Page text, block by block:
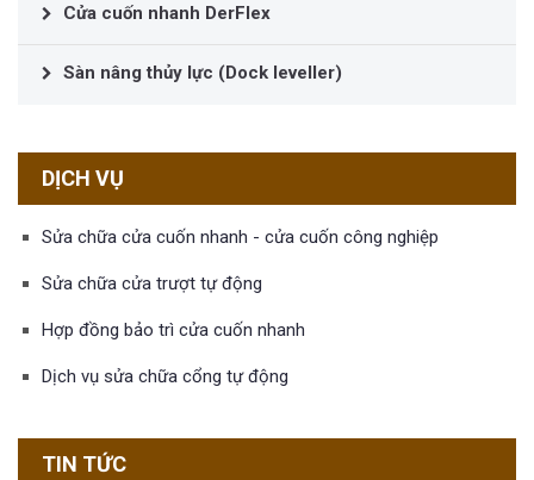
Cửa cuốn nhanh DerFlex
Sàn nâng thủy lực (Dock leveller)
DỊCH VỤ
Sửa chữa cửa cuốn nhanh - cửa cuốn công nghiệp
Sửa chữa cửa trượt tự động
Hợp đồng bảo trì cửa cuốn nhanh
Dịch vụ sửa chữa cổng tự động
TIN TỨC